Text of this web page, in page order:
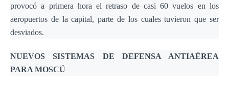
provocó a primera hora el retraso de casi 60 vuelos en los
aeropuertos de la capital, parte de los cuales tuvieron que ser
desviados.
NUEVOS SISTEMAS DE DEFENSA ANTIAÉREA
PARA MOSCÚ